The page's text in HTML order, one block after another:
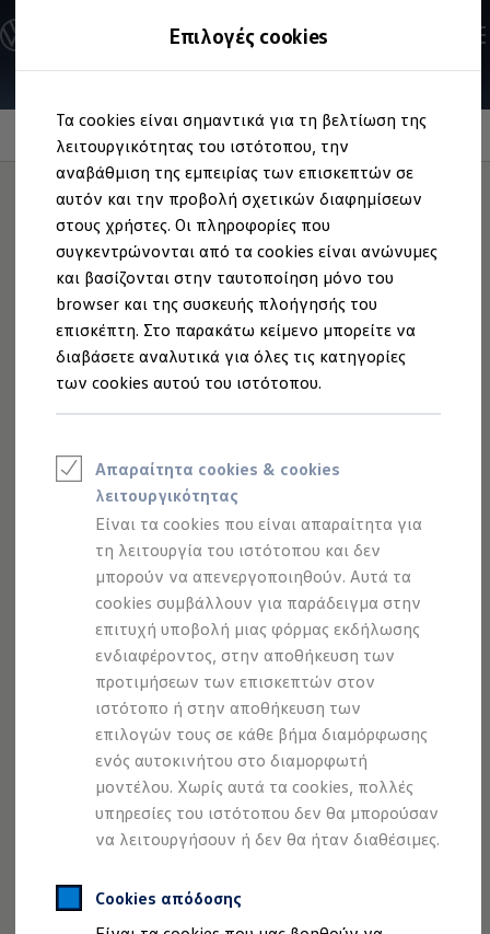
Επιλογές cookies
Τα cookies είναι σημαντικά για τη βελτίωση της
λειτουργικότητας του ιστότοπου, την
αναβάθμιση της εμπειρίας των επισκεπτών σε
αυτόν και την προβολή σχετικών διαφημίσεων
στους χρήστες. Οι πληροφορίες που
συγκεντρώνονται από τα cookies είναι ανώνυμες
και βασίζονται στην ταυτοποίηση μόνο του
browser και της συσκευής πλοήγησής του
επισκέπτη. Στο παρακάτω κείμενο μπορείτε να
διαβάσετε αναλυτικά για όλες τις κατηγορίες
των cookies αυτού του ιστότοπου.
Απαραίτητα cookies & cookies
λειτουργικότητας
Είναι τα cookies που είναι απαραίτητα για
τη λειτουργία του ιστότοπου και δεν
μπορούν να απενεργοποιηθούν. Αυτά τα
cookies συμβάλλουν για παράδειγμα στην
επιτυχή υποβολή μιας φόρμας εκδήλωσης
ενδιαφέροντος, στην αποθήκευση των
προτιμήσεων των επισκεπτών στον
ιστότοπο ή στην αποθήκευση των
επιλογών τους σε κάθε βήμα διαμόρφωσης
ενός αυτοκινήτου στο διαμορφωτή
μοντέλου. Χωρίς αυτά τα cookies, πολλές
υπηρεσίες του ιστότοπου δεν θα μπορούσαν
να λειτουργήσουν ή δεν θα ήταν διαθέσιμες.
Cookies απόδοσης
στο
περιεχόμενο
στο
footer
Ανακαλύψτε τα Μοντέλα
Διαμορφώστε το Volkswagen σας
Επαγγελματικά Οχήματα Volkswagen
Ηλεκτρικά & eHybrid μοντέλα
Ηλεκτρικά μοντέλα
ID.3 Neo
Νέο ID. Polo
ID.4
ID.4 GTX
ID.5
ID.5 GTX
ID.7
ID.7 GTX
ID. Buzz
ID. Buzz Cargo
ID. CROSS
eHybrid μοντέλα
Golf GTE
Νέο Tayron ehybrid
e-Tools για ηλεκτρικά αυτοκίνητα
Προσομοιωτής αυτονομίας
Προσομοιωτής χρόνου φόρτισης
Προσομοιωτής κόστους φόρτισης
ID. Ενημερώσεις λογισμικού
We Charge - Υπηρεσία Φόρτισης
Εύρεση δημόσιων σημείων φόρτισης
ID. Charger
Ενημέρωση ID.
Πλατφόρμα MEB
Μύθοι & Αλήθειες για την ηλεκτροκίνηση
Πού μπορώ να φορτίσω;
Πόσο μακριά μπορώ να φτάσω;
Πώς μπορώ να πληρώσω;
Πώς μπορώ να φορτίσω;
Η αντλία θερμότητας στα ID.
Η λειτουργία ανάκτησης ενέργειας κατά την
Το σύστημα πέδησης στα ID.
Διαθέσιμα νέα και μεταχειρισμένα αυτοκίνητα
Διαθέσιμα νέα αυτοκίνητα
Χρηματοδότηση και Leasing
Volkswagen Easy Living
Information
Ευέλικτη μονάδα
διαχωρισμούχώρου
αποσκευών
Διαμορφώστε τον χώρο αποσκευών σύμφωνα με τις
άλλων αντικειμένων κατά τη μεταφορά. Η μονάδα
τοποθετείται εύκολα κατά μήκος των εξωτερικών άκρων
του δαπέδου φόρτωσης με σφιγκτήρες στερέωσης, ενώ η
τηλεσκοπική ράβδος προσφέρει την απαραίτητη στήριξη
για ασφαλή μεταφορά.
Ανακαλύψτε περισσότερα